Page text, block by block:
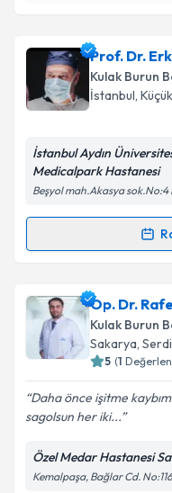
Prof. Dr.
Kulak Burun
İstanbul,
İstanbul Aydın
Medicalpark Hastanesi
Beşyol mah.Akasya
Randevu
Prof. Dr. Erkan
oluşturun. Size bu
takvim
Kişisel
Metni'ni
Op. Dr.
Kulak Burun
Sakarya,
5 (1
Daha önce işitme
sagolsun her iki...
Özel Medar Hastanesi
Kemalpaşa, Bağlar Cd.